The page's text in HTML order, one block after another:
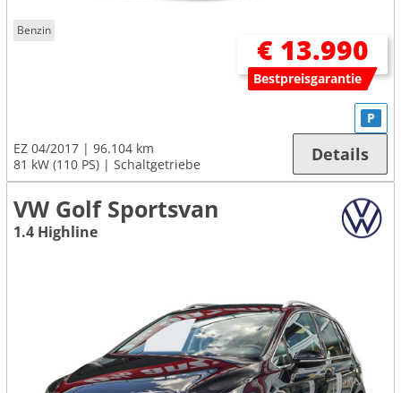
Benzin
€ 13.990
Bestpreisgarantie
EZ 04/2017
96.104 km
81 kW (110 PS)
Schaltgetriebe
P
Details
VW Golf Sportsvan
1.4 Highline